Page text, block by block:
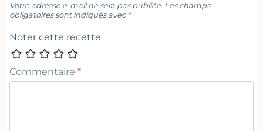
Votre adresse e-mail ne sera pas publiée. Les champs
obligatoires sont indiqués avec *
Noter cette recette
Commentaire *